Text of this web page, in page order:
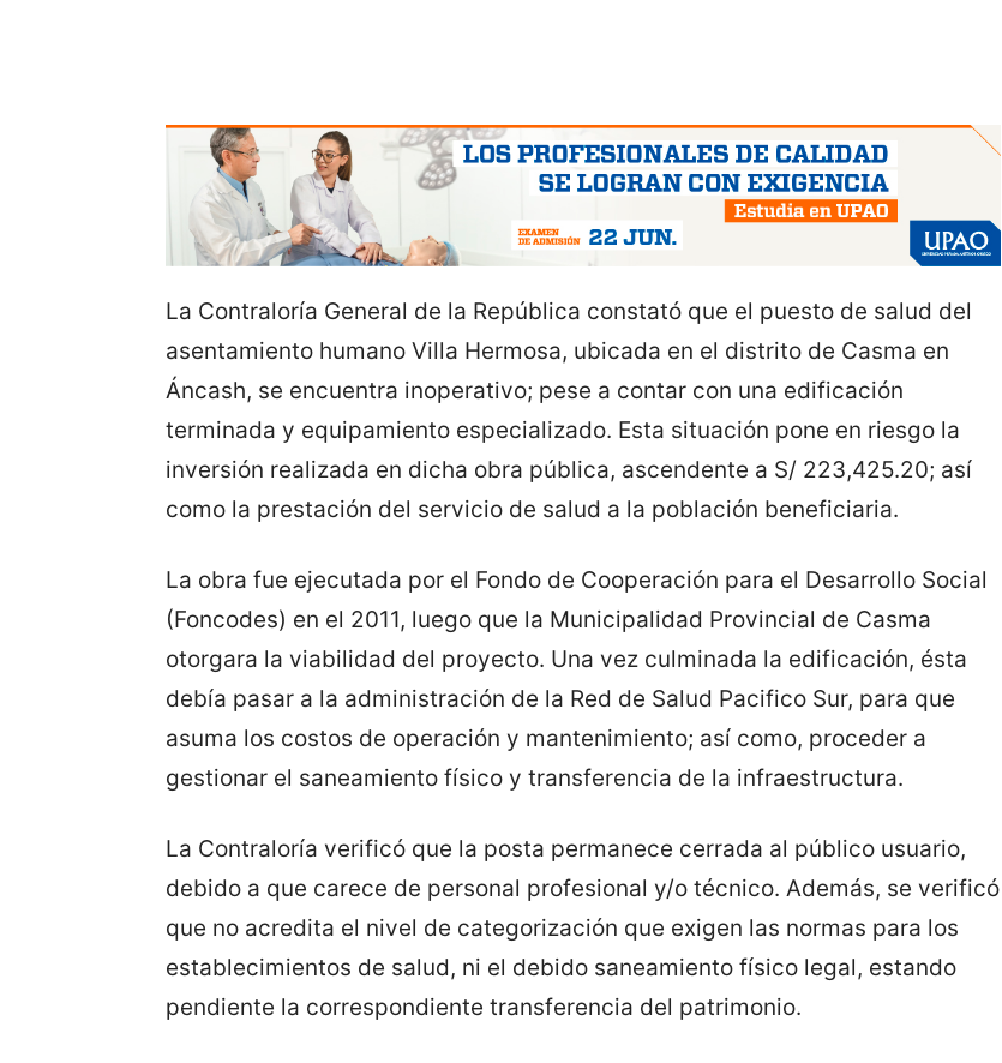
La Contraloría General de la República constató que el puesto de salud del
asentamiento humano Villa Hermosa, ubicada en el distrito de Casma en
Áncash, se encuentra inoperativo; pese a contar con una edificación
terminada y equipamiento especializado. Esta situación pone en riesgo la
inversión realizada en dicha obra pública, ascendente a S/ 223,425.20; así
como la prestación del servicio de salud a la población beneficiaria.
La obra fue ejecutada por el Fondo de Cooperación para el Desarrollo Social
(Foncodes) en el 2011, luego que la Municipalidad Provincial de Casma
otorgara la viabilidad del proyecto. Una vez culminada la edificación, ésta
debía pasar a la administración de la Red de Salud Pacifico Sur, para que
asuma los costos de operación y mantenimiento; así como, proceder a
gestionar el saneamiento físico y transferencia de la infraestructura.
La Contraloría verificó que la posta permanece cerrada al público usuario,
debido a que carece de personal profesional y/o técnico. Además, se verificó
que no acredita el nivel de categorización que exigen las normas para los
establecimientos de salud, ni el debido saneamiento físico legal, estando
pendiente la correspondiente transferencia del patrimonio.